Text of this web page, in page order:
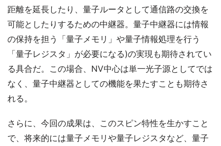
距離を延長したり、量子ルータとして通信路の交換を
可能としたりするための中継器。量子中継器には情報
の保持を担う「量子メモリ」や量子情報処理を行う
「量子レジスタ」が必要になる)の実現も期待されてい
る具合だ。この場合、NV中心は単一光子源としてでは
なく、量子中継器としての機能を果たすことも期待さ
れる。
さらに、今回の成果は、このスピン特性を生かすこと
で、将来的には量子メモリや量子レジスタなど、量子